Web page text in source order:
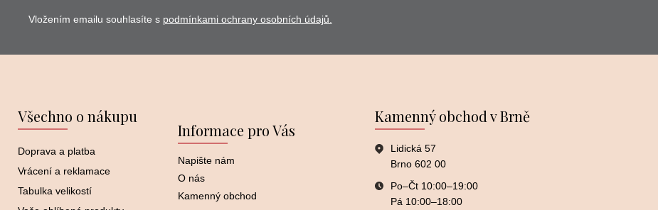
Vložením emailu souhlasíte s podmínkami ochrany osobních údajů.
Všechno o nákupu
Doprava a platba
Vrácení a reklamace
Tabulka velikostí
Informace pro Vás
Napište nám
O nás
Kamenný obchod
Kamenný obchod v Brně
Lidická 57
Brno 602 00
Po–⁠⁠⁠⁠⁠⁠Čt 10:00–⁠⁠⁠⁠⁠⁠19:00
Pá 10:00–⁠⁠⁠⁠⁠⁠18:00